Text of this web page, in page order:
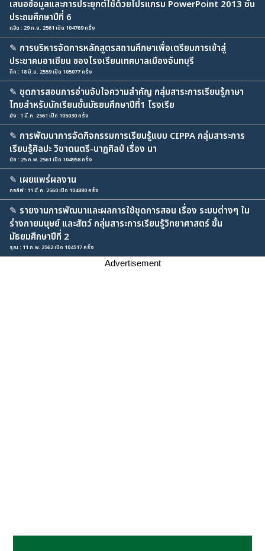
เสนอข้อมูลและการประยุกต์ใช้ด้วยโปรแกรม PowerPoint 2013 ชั้น
ประถมศึกษาปีที่ 6
แอ๊ด : 29 ก.ย. 2561 เปิด 104769 ครั้ง
✎ การบริหารจัดการหลักสูตรสถานศึกษาเพื่อเตรียมการเข้าสู่
ประชาคมอาเซียน ของโรงเรียนเทศบาลเมืองจันทบุรี
กิ๊ก : 18 มิ.ย. 2559 เปิด 105077 ครั้ง
✎ ชุดการสอนการอ่านจับใจความสำคัญ กลุ่มสาระการเรียนรู้ภาษา
ไทยสำหรับนักเรียนชั้นมัธยมศึกษาปีที่1 โรงเรีย
มัง : 1 มี.ค. 2561 เปิด 105030 ครั้ง
✎ การพัฒนาการจัดกิจกรรมการเรียนรู้แบบ CIPPA กลุ่มสาระการ
เรียนรู้ศิลปะ วิชาดนตรี-นาฏศิลป์ เรื่อง นา
นัย : 25 ก.พ. 2561 เปิด 104958 ครั้ง
✎ เผยแพร่ผลงาน
กอล์ฟ : 11 มี.ค. 2560 เปิด 104880 ครั้ง
✎ รายงานการพัฒนาและผลการใช้ชุดการสอน เรื่อง ระบบต่างๆ ใน
ร่างกายมนุษย์ และสัตว์ กลุ่มสาระการเรียนรู้วิทยาศาสตร์ ชั้น
มัธยมศึกษาปีที่ 2
รุณ : 11 ก.พ. 2562 เปิด 104517 ครั้ง
Advertisement